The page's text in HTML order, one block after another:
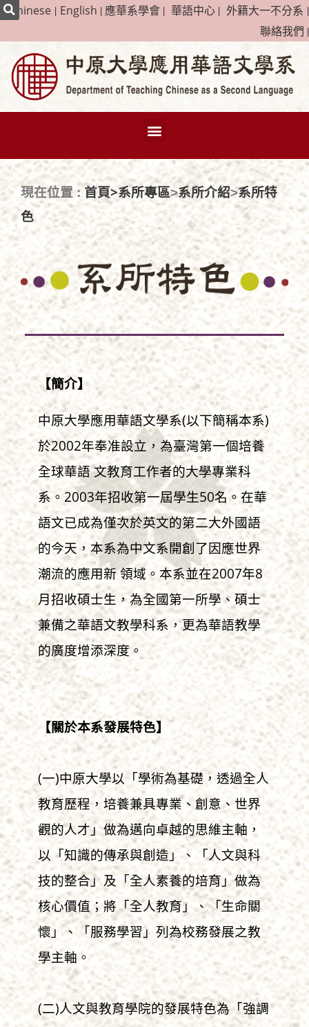
|Chinese | English | 應華系學會 | 華語中心 | 外籍大一不分系 |
聯絡我們 |
現在位置 : 首頁>系所專區>系所介紹>系所特
色
【簡介】
中原大學應用華語文學系(以下簡稱本系)
於2002年奉准設立，為臺灣第一個培養
全球華語 文教育工作者的大學專業科
系。2003年招收第一屆學生50名。在華
語文已成為僅次於英文的第二大外國語
的今天，本系為中文系開創了因應世界
潮流的應用新 領域。本系並在2007年8
月招收碩士生，為全國第一所學、碩士
兼備之華語文教學科系，更為華語教學
的廣度增添深度。
【關於本系發展特色】
(一)中原大學以「學術為基礎，透過全人
教育歷程，培養兼具專業、創意、世界
觀的人才」做為邁向卓越的思維主軸，
以「知識的傳承與創造」、「人文與科
技的整合」及「全人素養的培育」做為
核心價值；將「全人教育」、「生命關
懷」、「服務學習」列為校務發展之教
學主軸。
(二)人文與教育學院的發展特色為「強調